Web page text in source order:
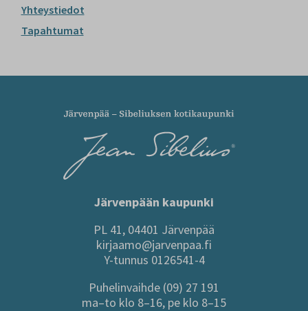
Yhteystiedot
Tapahtumat
Järvenpään kaupunki
PL 41, 04401 Järvenpää
kirjaamo@jarvenpaa.fi
Y-tunnus 0126541-4
Puhelinvaihde (09) 27 191
ma–to klo 8–16, pe klo 8–15